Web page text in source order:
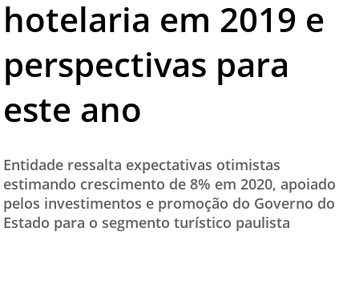
PARCEIROS
QUEM SOMOS - EQUIPE
CONTATO
hotelaria em 2019 e
perspectivas para
este ano
Entidade ressalta expectativas otimistas
estimando crescimento de 8% em 2020, apoiado
pelos investimentos e promoção do Governo do
Estado para o segmento turístico paulista